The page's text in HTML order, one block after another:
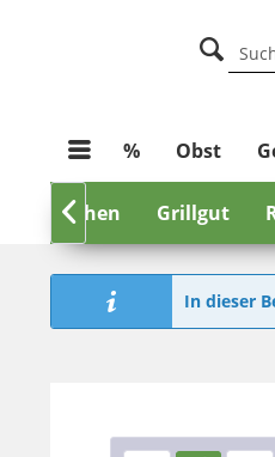
% Obst
Grillgut

In dieser